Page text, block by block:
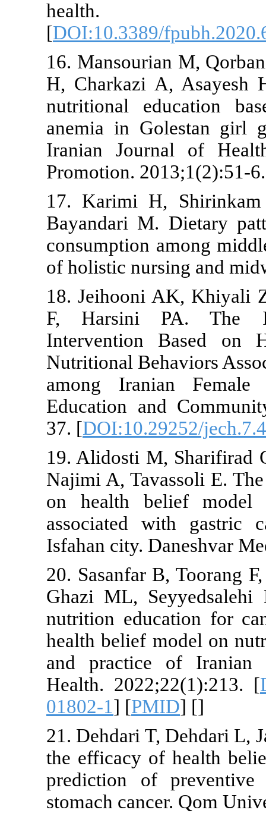
[
16.
H, Charkazi
nutritional
anemia in
Iranian
Promotion.
17. Karimi
Bayandari
of holistic
18. Jeihooni
F,
Nutritional
among
Education
37. [
19. Alidosti
Najimi A,
on health
associated
Isfahan city.
20. Sasanfar
Ghazi ML,
nutrition
health belief
and
Health.
01802-1
21. Dehdari
the efficacy
prediction
stomach